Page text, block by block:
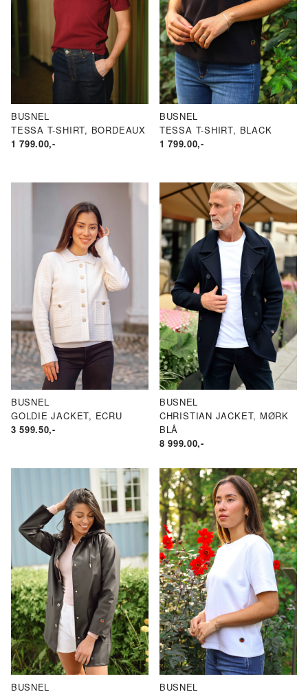
BUSNEL
TESSA T-SHIRT, BORDEAUX
1 799.00,-
BUSNEL
TESSA T-SHIRT, BLACK
1 799.00,-
BUSNEL
GOLDIE JACKET, ECRU
3 599.50,-
BUSNEL
CHRISTIAN JACKET, MØRK
BLÅ
8 999.00,-
BUSNEL
BUSNEL